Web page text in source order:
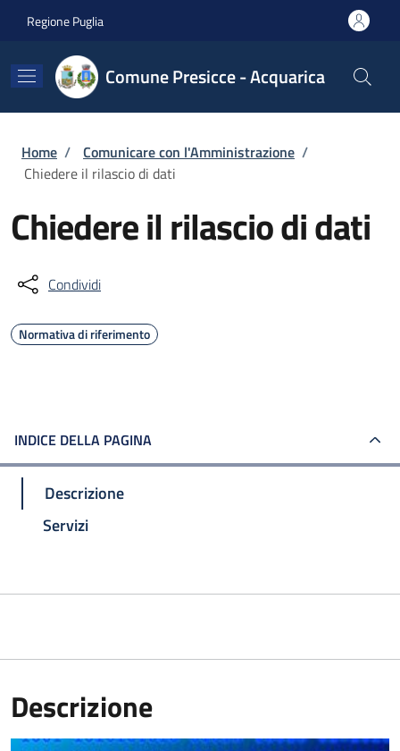
Regione Puglia
Comune Presicce - Acquarica
Briciole di pane
Home / Comunicare con l'Amministrazione /
Chiedere il rilascio di dati
Chiedere il rilascio di dati
Condividi
Normativa di riferimento
INDICE DELLA PAGINA
Descrizione
Servizi
Descrizione